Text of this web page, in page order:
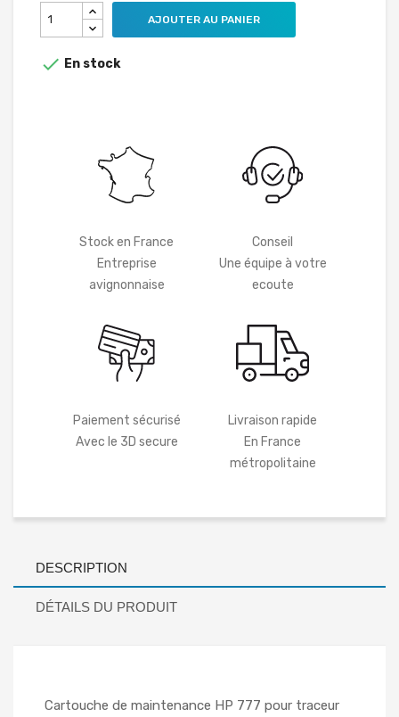
AJOUTER AU PANIER
 En stock
Stock en France
Entreprise
avignonnaise
Conseil
Une équipe à votre
ecoute
Paiement sécurisé
Avec le 3D secure
Livraison rapide
En France
métropolitaine
DESCRIPTION
DÉTAILS DU PRODUIT
Cartouche de maintenance HP 777 pour traceur